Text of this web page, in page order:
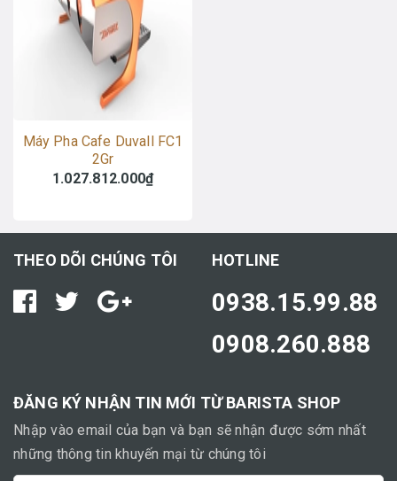
Máy Pha Cafe Duvall FC1
2Gr
1.027.812.000₫
THEO DÕI CHÚNG TÔI HOTLINE
0938.15.99.88
0908.260.888
ĐĂNG KÝ NHẬN TIN MỚI TỪ BARISTA SHOP
Nhập vào email của bạn và bạn sẽ nhận được sớm nhất
những thông tin khuyến mại từ chúng tôi